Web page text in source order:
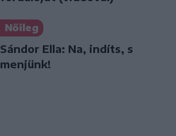
Nőileg
Sándor Ella: Na, indíts, s
menjünk!